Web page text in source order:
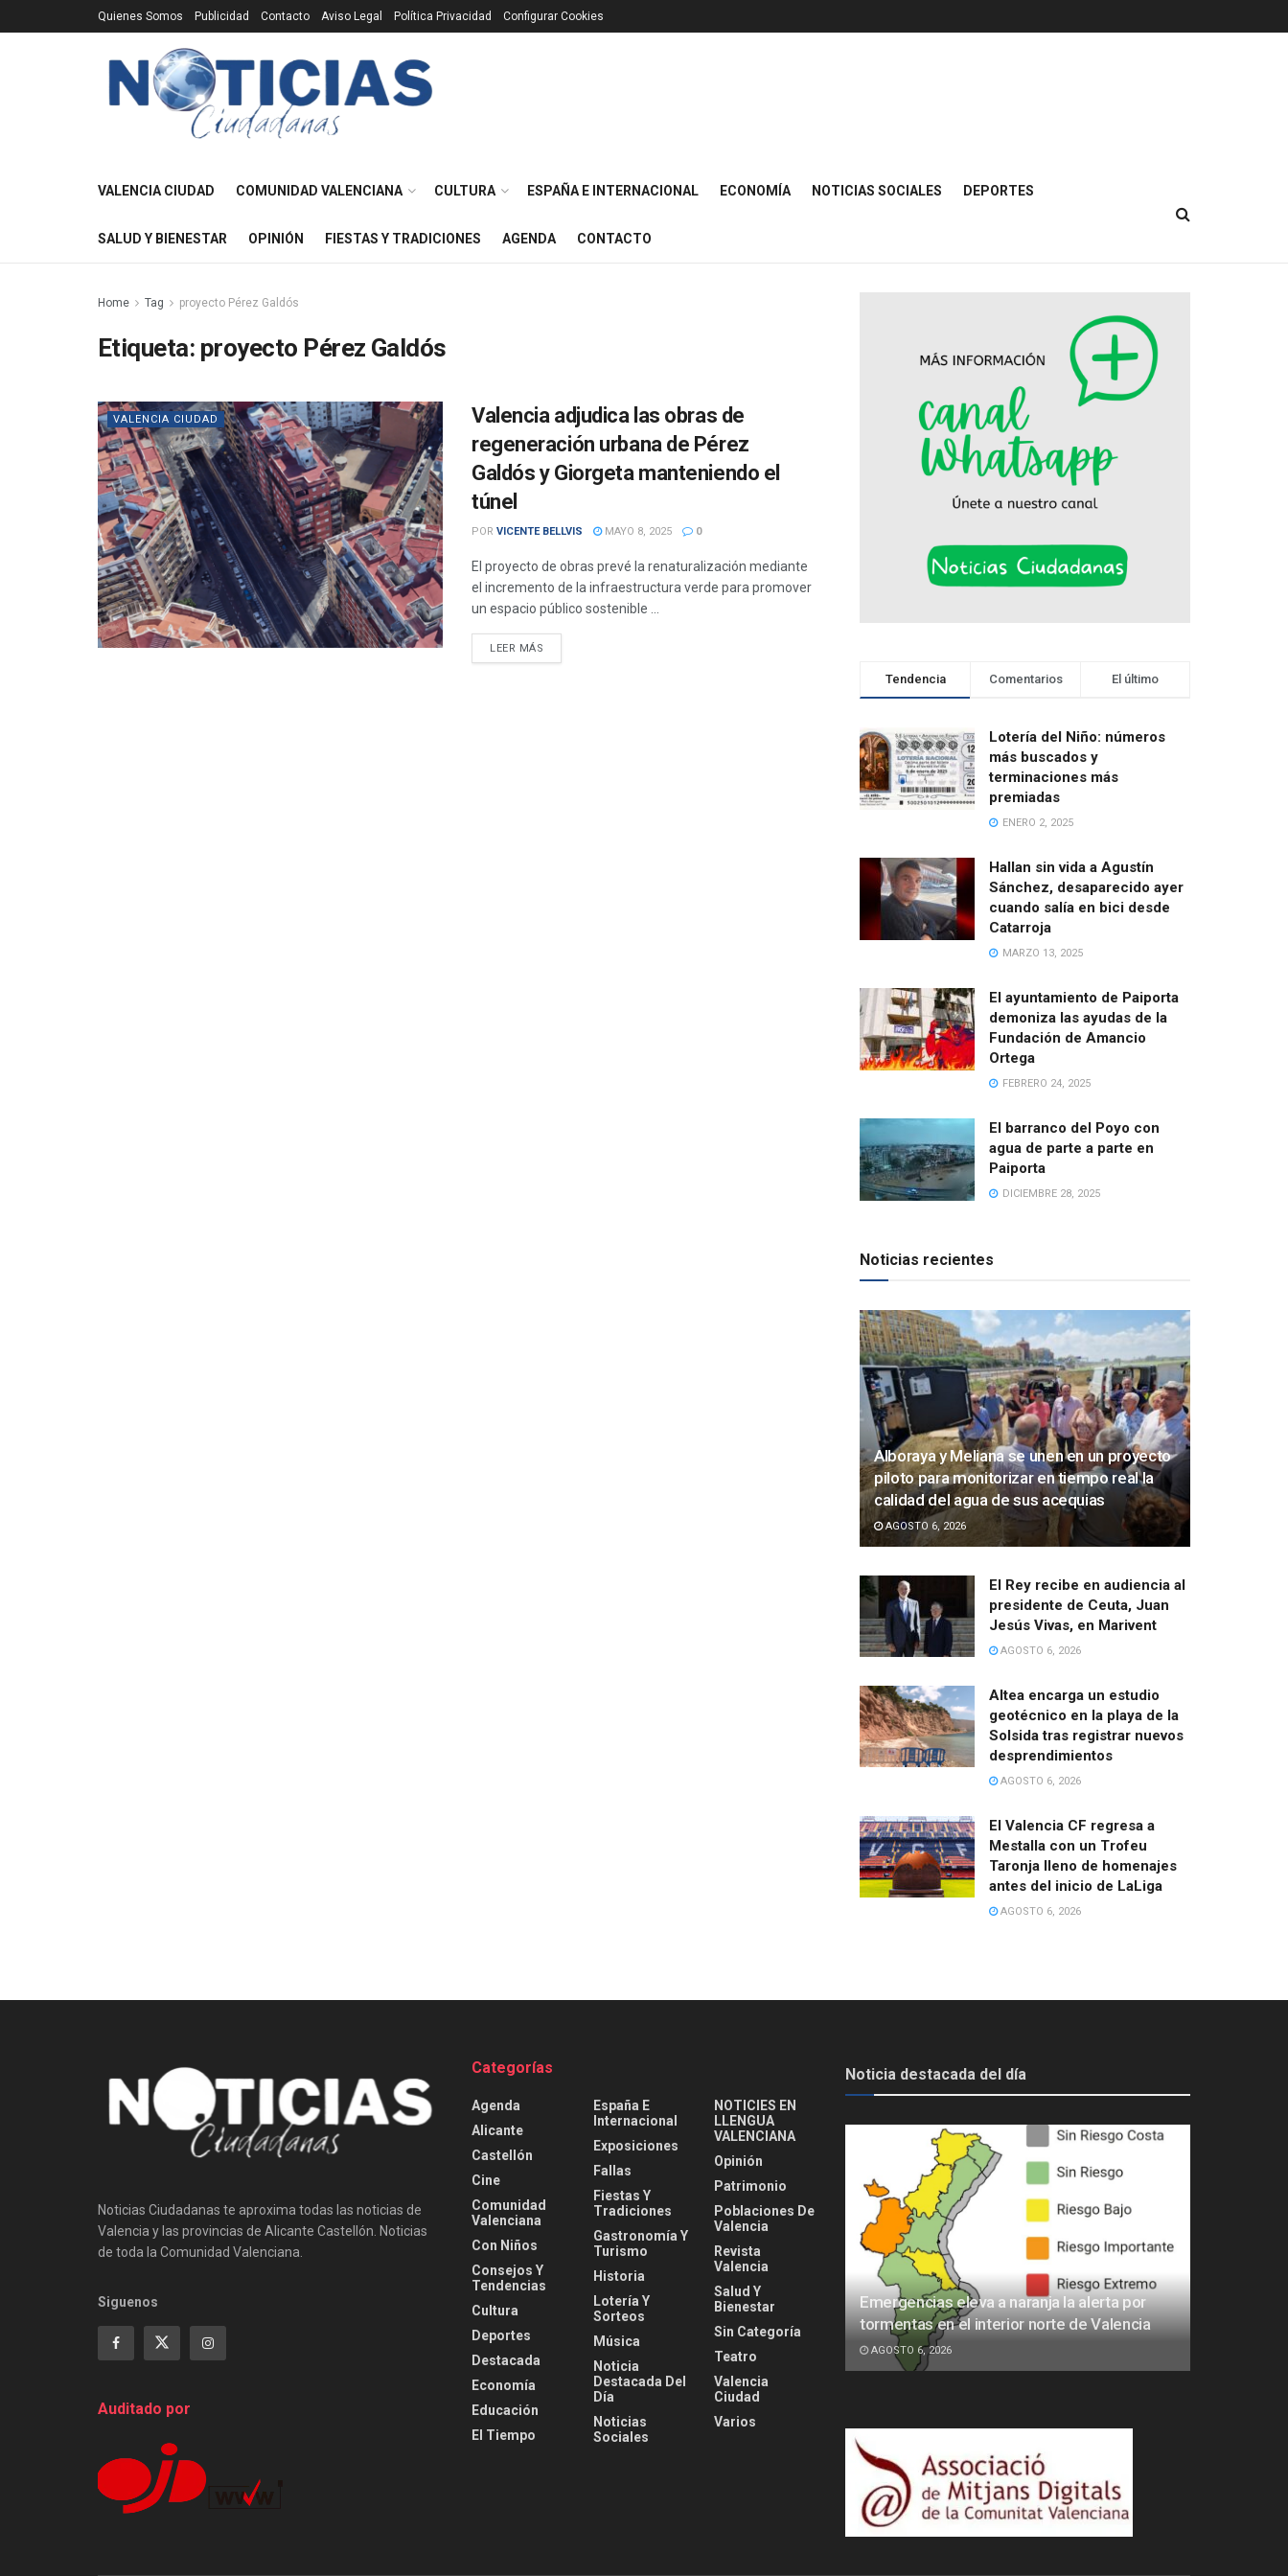
Quienes Somos Publicidad Contacto Aviso Legal Política Privacidad Configurar Cookies
VALENCIA CIUDAD COMUNIDAD VALENCIANA CULTURA ESPAÑA E INTERNACIONAL ECONOMÍA NOTICIAS SOCIALES DEPORTES
SALUD Y BIENESTAR OPINIÓN FIESTAS Y TRADICIONES AGENDA CONTACTO
Home Tag proyecto Pérez Galdós
Etiqueta: proyecto Pérez Galdós
VALENCIA CIUDAD
Valencia adjudica las obras de
regeneración urbana de Pérez
Galdós y Giorgeta manteniendo el
túnel
POR VICENTE BELLVIS MAYO 8, 2025 0
El proyecto de obras prevé la renaturalización mediante
el incremento de la infraestructura verde para promover
un espacio público sostenible ...
LEER MÁS
Tendencia Comentarios El último
Lotería del Niño: números
más buscados y
terminaciones más
premiadas
ENERO 2, 2025
Hallan sin vida a Agustín
Sánchez, desaparecido ayer
cuando salía en bici desde
Catarroja
MARZO 13, 2025
El ayuntamiento de Paiporta
demoniza las ayudas de la
Fundación de Amancio
Ortega
FEBRERO 24, 2025
El barranco del Poyo con
agua de parte a parte en
Paiporta
DICIEMBRE 28, 2025
Noticias recientes
Alboraya y Meliana se unen en un proyecto
piloto para monitorizar en tiempo real la
calidad del agua de sus acequias
AGOSTO 6, 2026
El Rey recibe en audiencia al
presidente de Ceuta, Juan
Jesús Vivas, en Marivent
AGOSTO 6, 2026
Altea encarga un estudio
geotécnico en la playa de la
Solsida tras registrar nuevos
desprendimientos
AGOSTO 6, 2026
El Valencia CF regresa a
Mestalla con un Trofeu
Taronja lleno de homenajes
antes del inicio de LaLiga
AGOSTO 6, 2026
Noticias Ciudadanas te aproxima todas las noticias de
Valencia y las provincias de Alicante Castellón. Noticias
de toda la Comunidad Valenciana.
Siguenos
Auditado por
Categorías
Agenda
Alicante
Castellón
Cine
Comunidad
Valenciana
Con Niños
Consejos Y
Tendencias
Cultura
Deportes
Destacada
Economía
Educación
El Tiempo
España E
Internacional
Exposiciones
Fallas
Fiestas Y
Tradiciones
Gastronomía Y
Turismo
Historia
Lotería Y
Sorteos
Música
Noticia
Destacada Del
Día
Noticias
Sociales
NOTICIES EN
LLENGUA
VALENCIANA
Opinión
Patrimonio
Poblaciones De
Valencia
Revista
Valencia
Salud Y
Bienestar
Sin Categoría
Teatro
Valencia
Ciudad
Varios
Noticia destacada del día
Emergencias eleva a naranja la alerta por
tormentas en el interior norte de Valencia
AGOSTO 6, 2026